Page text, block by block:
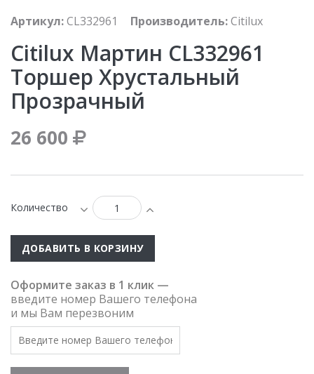
Артикул:CL332961 Производитель:Citilux
Citilux Мартин CL332961
Торшер Хрустальный
Прозрачный
26 600
Количество
ДОБАВИТЬ В КОРЗИНУ
Оформите заказ в 1 клик —
введите номер Вашего телефона
и мы Вам перезвоним